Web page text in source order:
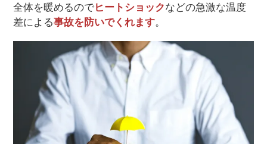
全体を暖めるのでヒートショックなどの急激な温度
差による事故を防いでくれます。